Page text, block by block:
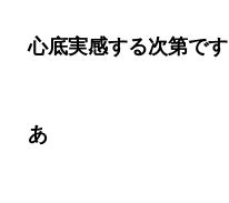
心底実感する次第です
あ